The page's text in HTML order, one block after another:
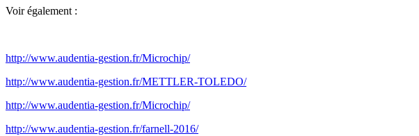
Voir également :
http://www.audentia-gestion.fr/Microchip/
http://www.audentia-gestion.fr/METTLER-TOLEDO/
http://www.audentia-gestion.fr/Microchip/
http://www.audentia-gestion.fr/farnell-2016/